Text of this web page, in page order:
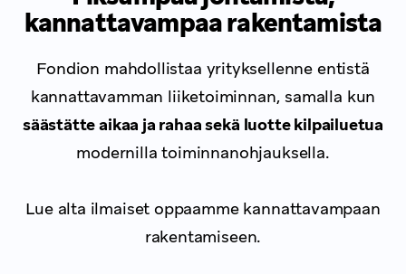
kannattavampaa rakentamista
Fondion mahdollistaa yrityksellenne entistä
kannattavamman liiketoiminnan, samalla kun
säästätte aikaa ja rahaa sekä luotte kilpailuetua
modernilla toiminnanohjauksella.
Lue alta ilmaiset oppaamme kannattavampaan
rakentamiseen.